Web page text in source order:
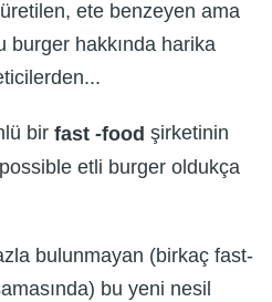
ete benzeyen ama
burger hakkında harika
bir fast -food şirketinin
etli burger oldukça
bulunmayan (birkaç fast-
bu yeni nesil